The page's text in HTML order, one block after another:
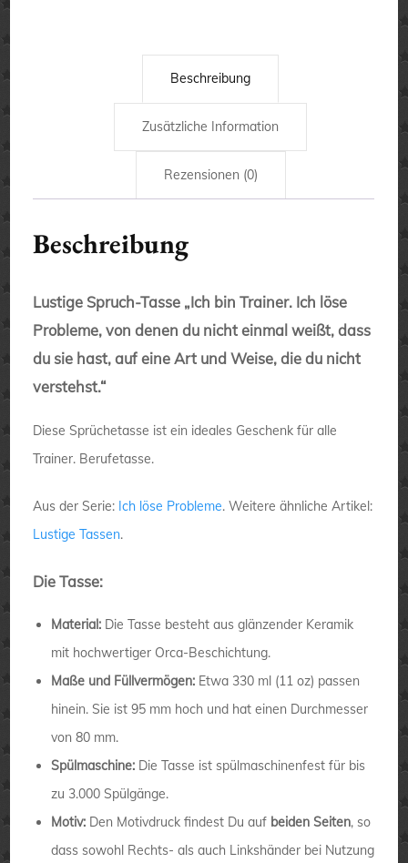
Beschreibung
Zusätzliche Information
Rezensionen (0)
Beschreibung
Lustige Spruch-Tasse „Ich bin Trainer. Ich löse
Probleme, von denen du nicht einmal weißt, dass
du sie hast, auf eine Art und Weise, die du nicht
verstehst.“
Diese Sprüchetasse ist ein ideales Geschenk für alle
Trainer. Berufetasse.
Aus der Serie: Ich löse Probleme. Weitere ähnliche Artikel:
Lustige Tassen.
Die Tasse:
Material: Die Tasse besteht aus glänzender Keramik
mit hochwertiger Orca-Beschichtung.
Maße und Füllvermögen: Etwa 330 ml (11 oz) passen
hinein. Sie ist 95 mm hoch und hat einen Durchmesser
von 80 mm.
Spülmaschine: Die Tasse ist spülmaschinenfest für bis
zu 3.000 Spülgänge.
Motiv: Den Motivdruck findest Du auf beiden Seiten, so
dass sowohl Rechts- als auch Linkshänder bei Nutzung